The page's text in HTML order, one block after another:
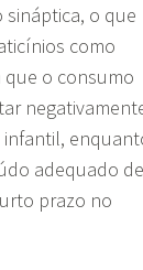
o que
como
o consumo
adequado de
prazo no